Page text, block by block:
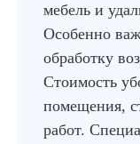
мебель и
Особенно
обработку
Стоимость
помещения,
работ.